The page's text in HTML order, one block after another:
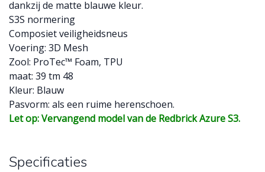
dankzij de matte blauwe kleur.
S3S normering
Composiet veiligheidsneus
Voering: 3D Mesh
Zool: ProTec™ Foam, TPU
maat: 39 tm 48
Kleur: Blauw
Pasvorm: als een ruime herenschoen.
Let op: Vervangend model van de Redbrick Azure S3.
Specificaties